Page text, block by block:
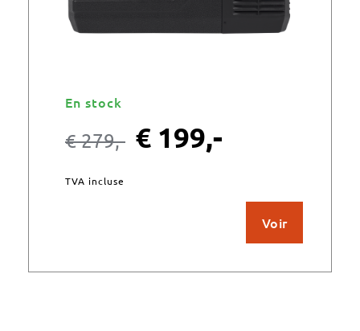
En stock
€279,- € 199,-
TVA incluse
Voir